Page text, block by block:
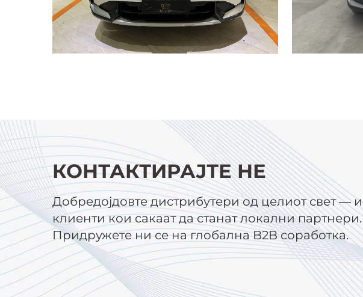
КОНТАКТИРАЈТЕ НЕ
Добредојдовте дистрибутери од целиот свет — и
клиенти кои сакаат да станат локални партнери.
Придружете ни се на глобална B2B соработка.